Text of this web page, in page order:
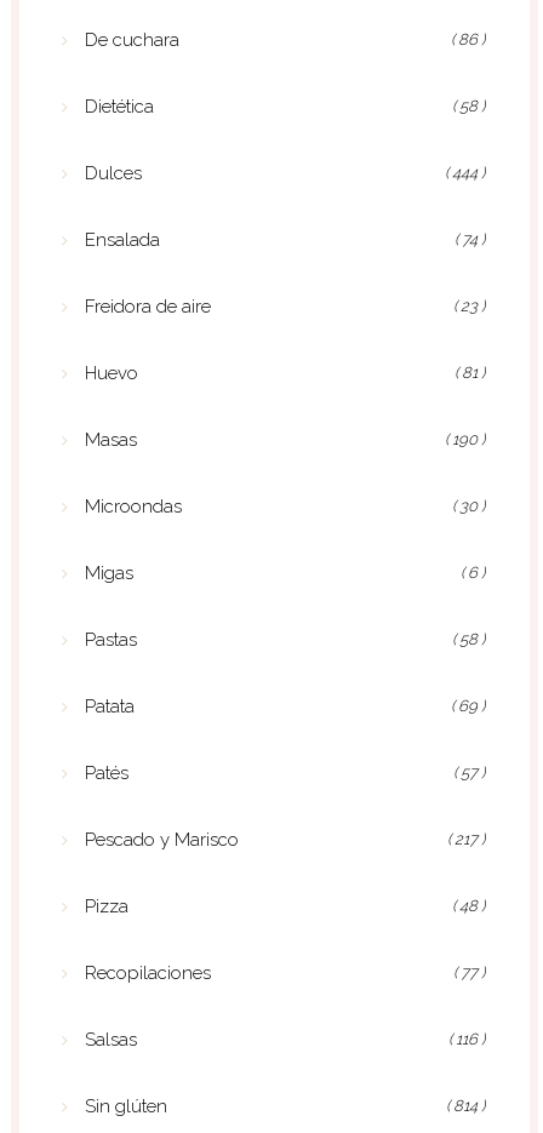
De cuchara ( 86 )
Dietética ( 58 )
Dulces ( 444 )
Ensalada ( 74 )
Freidora de aire ( 23 )
Huevo ( 81 )
Masas ( 190 )
Microondas ( 30 )
Migas ( 6 )
Pastas ( 58 )
Patata ( 69 )
Patés ( 57 )
Pescado y Marisco ( 217 )
Pizza ( 48 )
Recopilaciones ( 77 )
Salsas ( 116 )
Sin glúten ( 814 )